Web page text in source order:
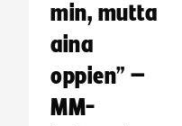
min, mutta
aina
oppien” –
MM-